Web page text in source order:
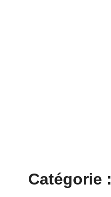
Catégorie :